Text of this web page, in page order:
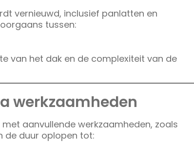
vernieuwd, inclusief panlatten en
tussen:
van het dak en de complexiteit van de
werkzaamheden
aanvullende werkzaamheden, zoals
de duur oplopen tot: